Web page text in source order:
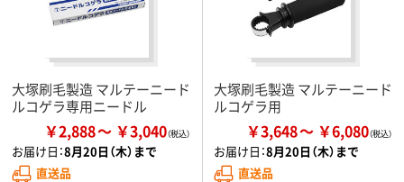
大塚刷毛製造 マルテーニード
ルコゲラ専用ニードル
￥2,888 ￥3,040
お届け日：8月20日（木）まで
直送品
大塚刷毛製造 マルテーニード
ルコゲラ用
￥3,648 ￥6,080
お届け日：8月20日（木）まで
直送品